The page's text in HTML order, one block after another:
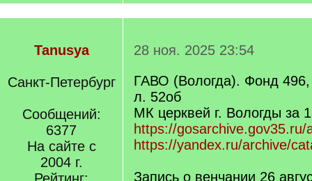
Tanusya
Санкт-Петербург
Сообщений:
6377
На сайте с
2004 г.
28 ноя. 2025 23:54
ГАВО (Вологда). Фонд 496,
л. 52об
МК церквей г. Вологды за
https://
https://yandex.ru/archive/
Запись о венчании 26